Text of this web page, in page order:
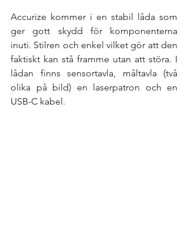
Accurize kommer i en stabil låda som
ger gott skydd för komponenterna
inuti. Stilren och enkel vilket gör att den
faktiskt kan stå framme utan att störa. I
lådan finns sensortavla, måltavla (två
olika på bild) en laserpatron och en
USB-C kabel.